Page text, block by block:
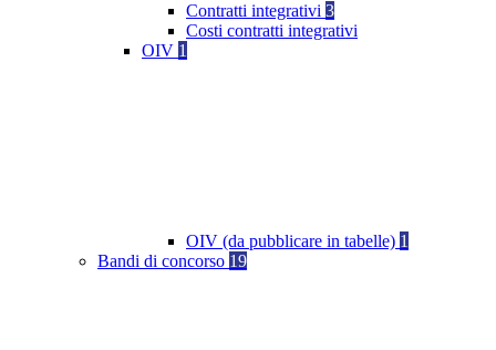
Contratti integrativi 3
Costi contratti integrativi
OIV 1
OIV (da pubblicare in tabelle) 1
Bandi di concorso 19